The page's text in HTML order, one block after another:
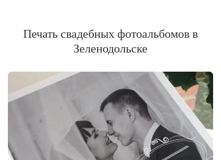
Печать свадебных фотоальбомов в
Зеленодольске